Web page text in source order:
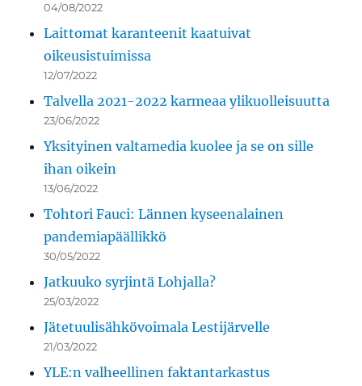
04/08/2022
Laittomat karanteenit kaatuivat
oikeusistuimissa
12/07/2022
Talvella 2021-2022 karmeaa ylikuolleisuutta
23/06/2022
Yksityinen valtamedia kuolee ja se on sille
ihan oikein
13/06/2022
Tohtori Fauci: Lännen kyseenalainen
pandemiapäällikkö
30/05/2022
Jatkuuko syrjintä Lohjalla?
25/03/2022
Jätetuulisähkövoimala Lestijärvelle
21/03/2022
YLE:n valheellinen faktantarkastus